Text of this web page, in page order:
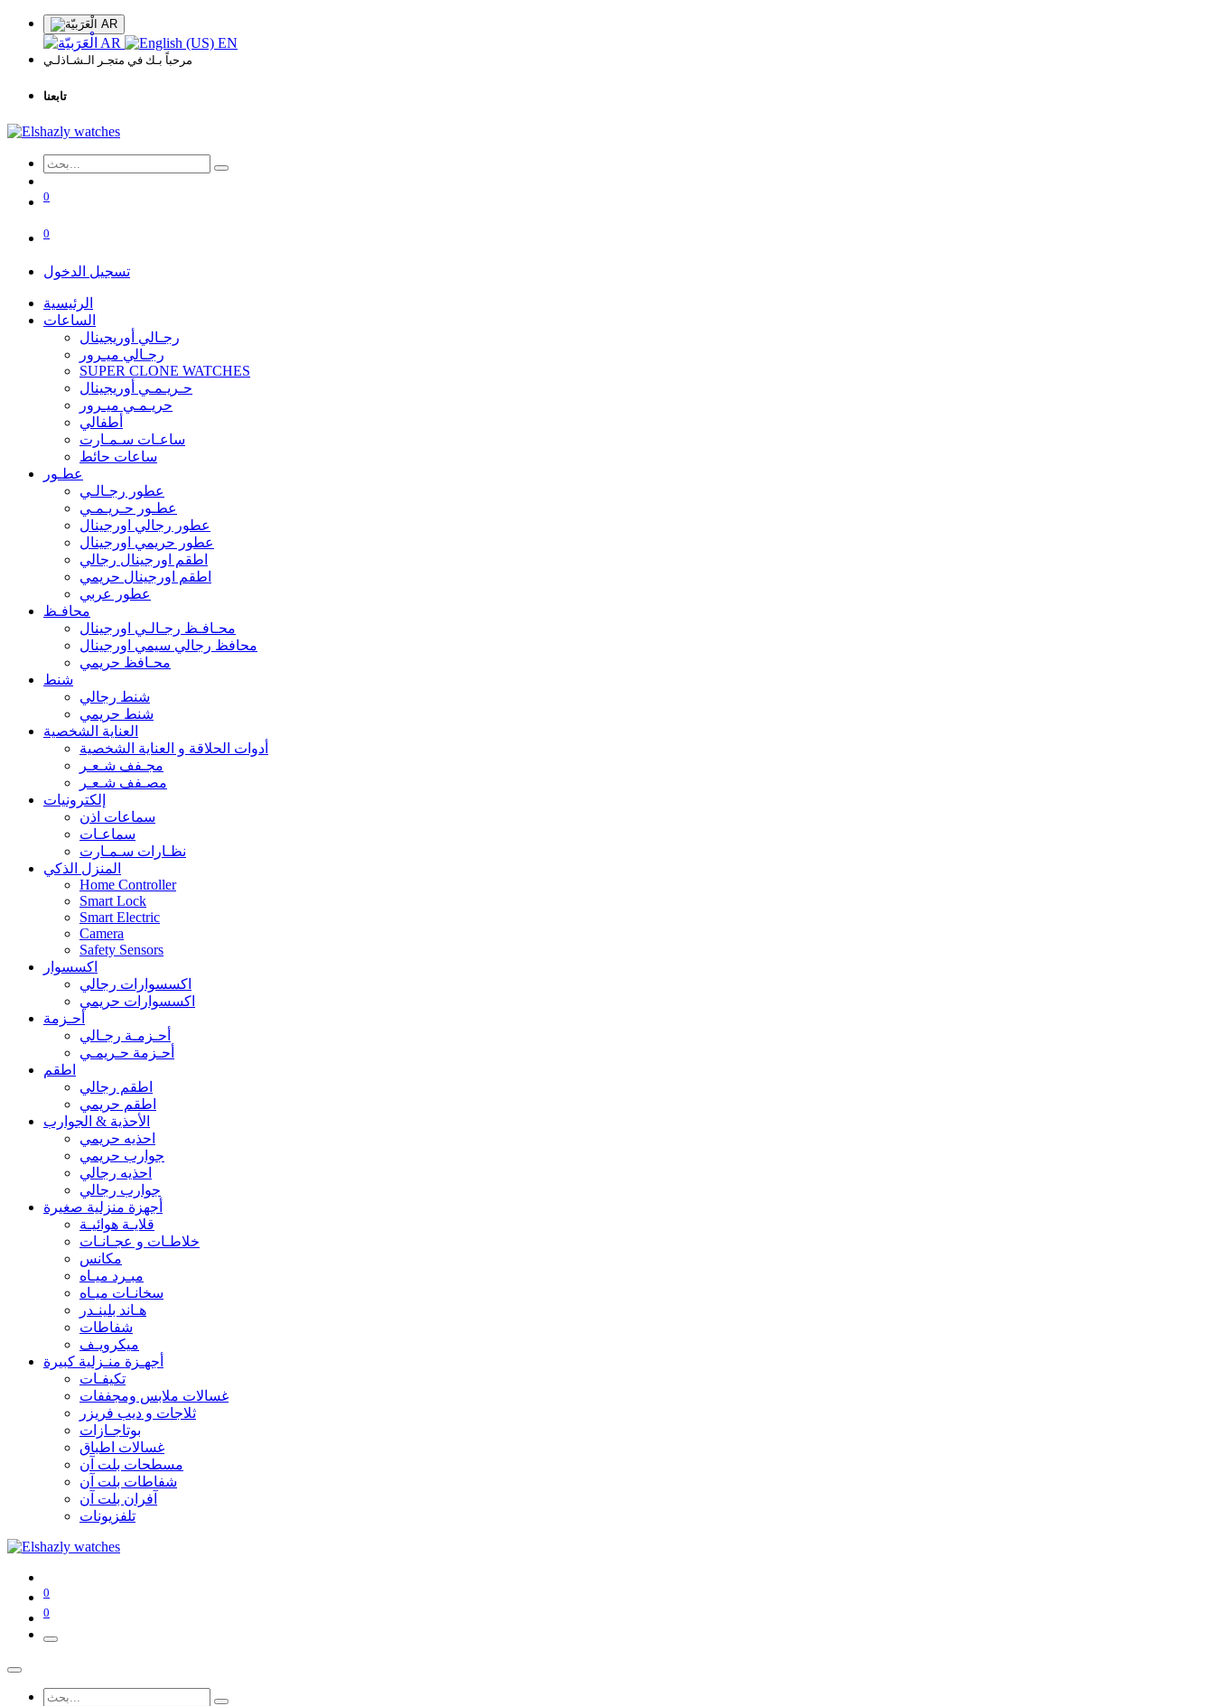
AR
AR EN
مرحباً بـك في متجـر الـشـاذلـي
تابعنا
0
0
تسجيل الدخول
الرئيسية
الساعات
رجـالي أوريجينال
رجـالي ميـرور
SUPER CLONE WATCHES
حـريـمـي أوريجينال
حريـمـي ميـرور
أطفالي
ساعـات سـمـارت
ساعات حائط
عطـور
عطور رجـالـي
عطـور حـريـمـي
عطور رجالي اورجينال
عطور حريمي اورجينال
اطقم اورجينال رجالي
اطقم اورجينال حريمي
عطور عربي
محافـظ
محـافـظ رجـالـي اورجينال
محافظ رجالي سيمي اورجينال
محـافظ حريمي
شنط
شنط رجالي
شنط حريمي
العناية الشخصية
أدوات الحلاقة و العناية الشخصية
مجـفف شـعـر
مصـفف شـعـر
إلكترونيات
سماعات اذن
سماعـات
نظـارات سـمـارت
المنزل الذكي
Home Controller
Smart Lock
Smart Electric
Camera
Safety Sensors
اكسسوار
اكسسوارات رجالي
اكسسوارات حريمي
أحـزمة
أحـزمـة رجـالي
أحـزمة حـريمـي
اطقم
اطقم رجالي
اطقم حريمي
الأحذية & الجوارب
احذيه حريمي
جوارب حريمي
احذيه رجالي
جوارب رجالي
أجهزة منزلية صغيرة
قلايـة هوائيـة
خلاطـات و عجـانـات
مكانس
مبـرد ميـاه
سخانـات ميـاه
هـاند بلينـدر
شفاطات
ميكرويـف
أجهـزة منـزلية كبيرة
تكيفـات
غسالات ملابس ومجففات
ثلاجات و ديب فريزر
بوتاجـازات
غسالات اطباق
مسطحات بلت آن
شفاطات بلت آن
آفران بلت آن
تلفزيونات
0
0